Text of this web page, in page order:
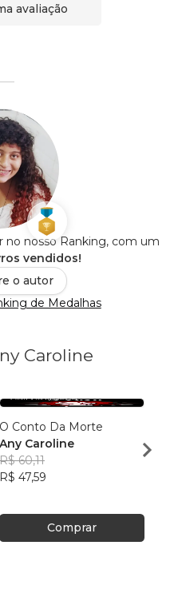
avaliação
no nosso Ranking, com um
vendidos!
o autor
de Medalhas
Caroline
O Conto Da Morte
Any Caroline
R$ 60,11
R$ 47,59
Comprar
Any
R$